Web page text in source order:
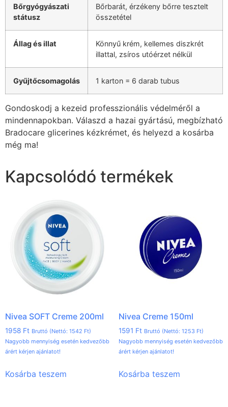
Bőrgyógyászati
státusz
Bőrbarát, érzékeny bőrre tesztelt
összetétel
Állag és illat
Könnyű krém, kellemes diszkrét
illattal, zsíros utóérzet nélkül
Gyűjtőcsomagolás 1 karton = 6 darab tubus
Gondoskodj a kezeid professzionális védelméről a
mindennapokban. Válaszd a hazai gyártású, megbízható
Bradocare glicerines kézkrémet, és helyezd a kosárba
még ma!
Kapcsolódó termékek
Nivea SOFT Creme 200ml
1958 Ft Bruttó (Nettó: 1542 Ft)
Nagyobb mennyiség esetén kedvezőbb
árért kérjen ajánlatot!
Kosárba teszem
Nivea Creme 150ml
1591 Ft Bruttó (Nettó: 1253 Ft)
Nagyobb mennyiség esetén kedvezőbb
árért kérjen ajánlatot!
Kosárba teszem